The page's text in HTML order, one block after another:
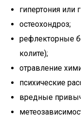
гипертония или
остеохондроз;
рефлекторные
колите);
отравление
психические
вредные